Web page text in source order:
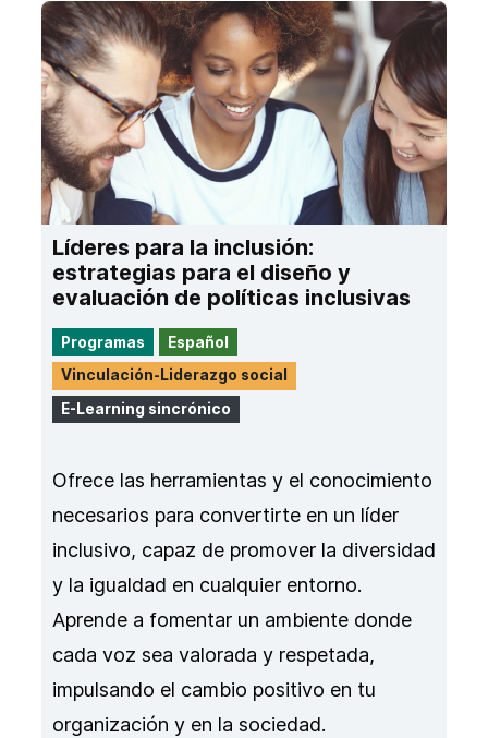
Líderes para la inclusión:
estrategias para el diseño y
evaluación de políticas inclusivas
Programas
Español
Vinculación-Liderazgo social
E-Learning sincrónico
Ofrece las herramientas y el conocimiento
necesarios para convertirte en un líder
inclusivo, capaz de promover la diversidad
y la igualdad en cualquier entorno.
Aprende a fomentar un ambiente donde
cada voz sea valorada y respetada,
impulsando el cambio positivo en tu
organización y en la sociedad.